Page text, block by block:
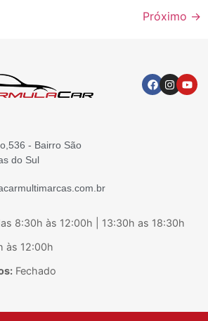
Próximo →
- Bairro São
do Sul
8:30h às 12:00h | 13:30h as 18:30h
às 12:00h
Fechado